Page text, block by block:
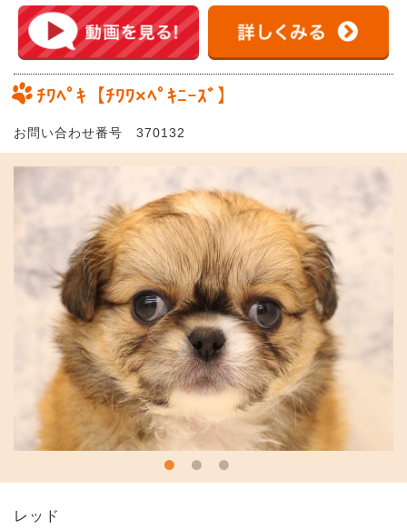
ﾁﾜﾍﾟｷ【ﾁﾜﾜ×ﾍﾟｷﾆｰｽﾞ】
お問い合わせ番号 370132
レッド